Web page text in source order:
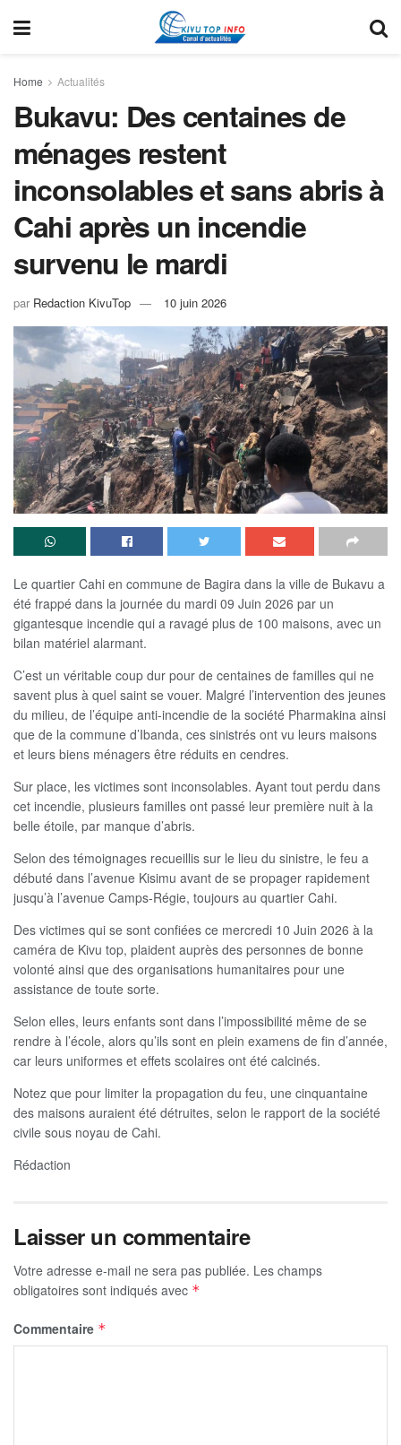
Home Actualités
Bukavu: Des centaines de
ménages restent
inconsolables et sans abris à
Cahi après un incendie
survenu le mardi
par Redaction KivuTop 10 juin 2026
Le quartier Cahi en commune de Bagira dans la ville de Bukavu a
été frappé dans la journée du mardi 09 Juin 2026 par un
gigantesque incendie qui a ravagé plus de 100 maisons, avec un
bilan matériel alarmant.
C’est un véritable coup dur pour de centaines de familles qui ne
savent plus à quel saint se vouer. Malgré l’intervention des jeunes
du milieu, de l’équipe anti-incendie de la société Pharmakina ainsi
que de la commune d’Ibanda, ces sinistrés ont vu leurs maisons
et leurs biens ménagers être réduits en cendres.
Sur place, les victimes sont inconsolables. Ayant tout perdu dans
cet incendie, plusieurs familles ont passé leur première nuit à la
belle étoile, par manque d’abris.
Selon des témoignages recueillis sur le lieu du sinistre, le feu a
débuté dans l’avenue Kisimu avant de se propager rapidement
jusqu’à l’avenue Camps-Régie, toujours au quartier Cahi.
Des victimes qui se sont confiées ce mercredi 10 Juin 2026 à la
caméra de Kivu top, plaident auprès des personnes de bonne
volonté ainsi que des organisations humanitaires pour une
assistance de toute sorte.
Selon elles, leurs enfants sont dans l’impossibilité même de se
rendre à l’école, alors qu’ils sont en plein examens de fin d’année,
car leurs uniformes et effets scolaires ont été calcinés.
Notez que pour limiter la propagation du feu, une cinquantaine
des maisons auraient été détruites, selon le rapport de la société
civile sous noyau de Cahi.
Rédaction
Laisser un commentaire
Votre adresse e-mail ne sera pas publiée. Les champs
obligatoires sont indiqués avec *
Commentaire *